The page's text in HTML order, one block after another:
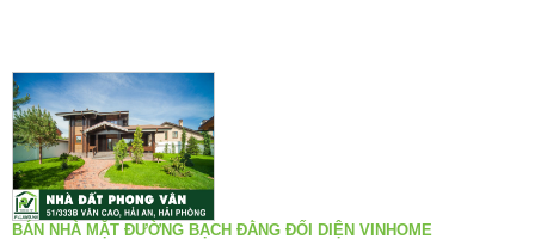
BÁN NHÀ MẶT ĐƯỜNG BẠCH ĐẰNG ĐỐI DIỆN VINHOME